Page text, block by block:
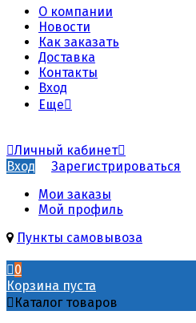
О компании
Новости
Как заказать
Доставка
Контакты
Вход
Еще
Личный кабинет
Вход
Зарегистрироваться
Мои заказы
Мой профиль
Пункты самовывоза
0
Корзина пуста
Каталог товаров